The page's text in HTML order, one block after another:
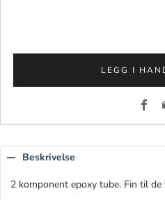
LEGG I
Beskrivelse
2 komponent epoxy tube. Fin til